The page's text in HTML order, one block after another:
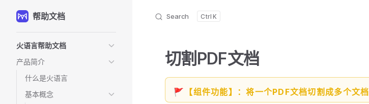
Skip to content
帮助文档 Search K
火语言帮助文档
产品简介
什么是火语言
基本概念
切割PDF文档
🚩【组件功能】：将一个PDF文档切割成多个文档